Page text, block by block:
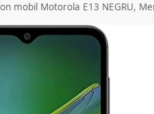
mobil Motorola E13 NEGRU,